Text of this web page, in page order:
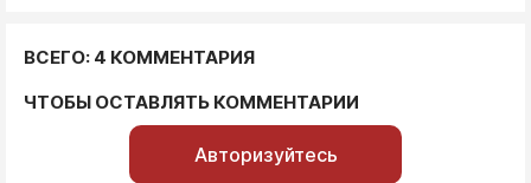
ВСЕГО: 4 КОММЕНТАРИЯ
ЧТОБЫ ОСТАВЛЯТЬ КОММЕНТАРИИ
Авторизуйтесь